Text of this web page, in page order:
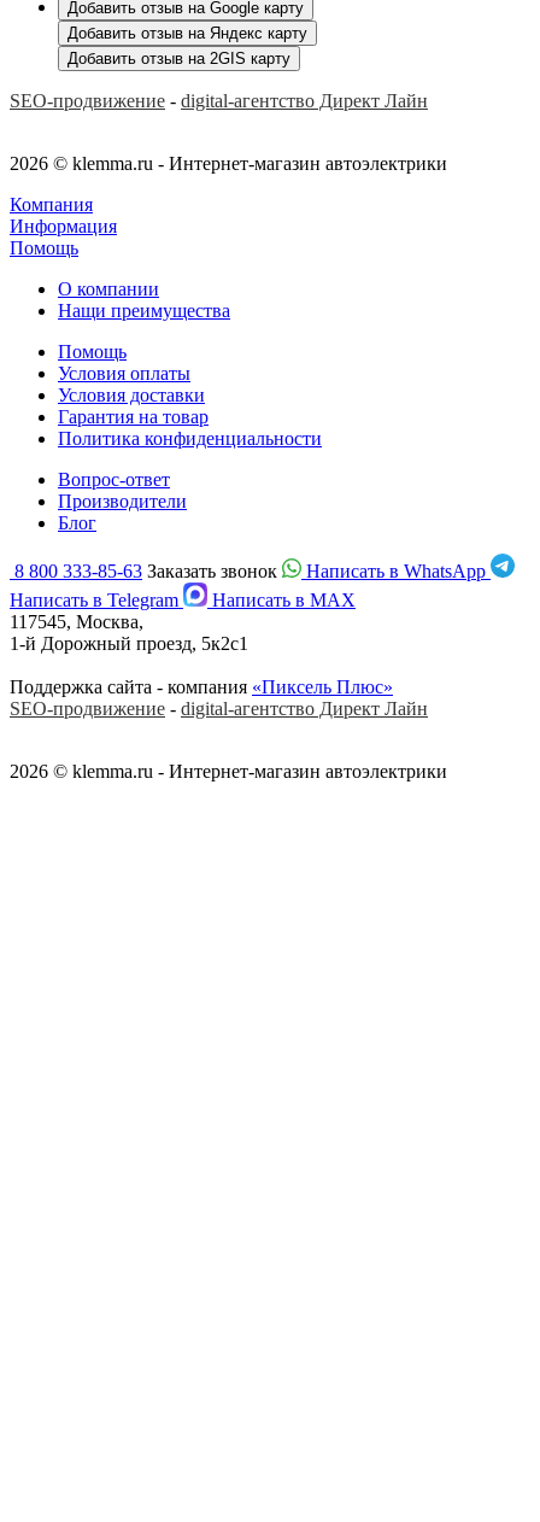
Добавить отзыв на Google карту
Добавить отзыв на Яндекс карту
Добавить отзыв на 2GIS карту
SEO-продвижение - digital-агентство Директ Лайн
2026 © klemma.ru - Интернет-магазин автоэлектрики
Компания
Информация
Помощь
О компании
Нащи преимущества
Помощь
Условия оплаты
Условия доставки
Гарантия на товар
Политика конфиденциальности
Вопрос-ответ
Производители
Блог
8 800 333-85-63 Заказать звонок
Написать в WhatsApp
Написать в Telegram
Написать в MAX
117545, Москва,
1-й Дорожный проезд, 5к2с1
Поддержка сайта - компания «Пиксель Плюс»
SEO-продвижение - digital-агентство Директ Лайн
2026 © klemma.ru - Интернет-магазин автоэлектрики